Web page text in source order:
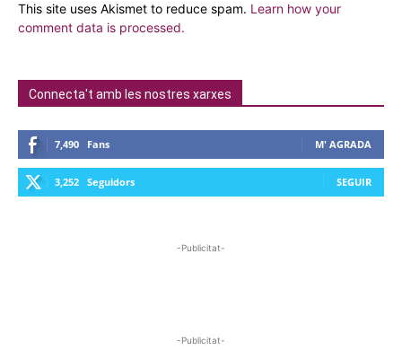
This site uses Akismet to reduce spam. Learn how your
comment data is processed.
Connecta't amb les nostres xarxes
7,490 Fans M' AGRADA
3,252 Seguidors SEGUIR
-Publicitat-
-Publicitat-